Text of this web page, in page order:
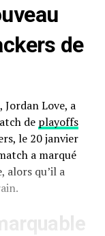
de
Jordan Love, a
de playoffs
le 20 janvier
a marqué
alors qu’il a